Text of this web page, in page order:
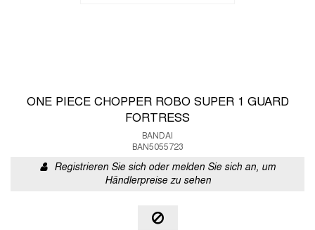
ONE PIECE CHOPPER ROBO SUPER 1 GUARD
FORTRESS
BANDAI
BAN5055723
Registrieren Sie sich oder melden Sie sich an, um
Händlerpreise zu sehen